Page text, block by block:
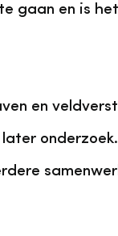
gaan en is
en